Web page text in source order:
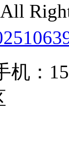
机：